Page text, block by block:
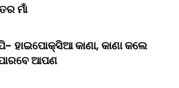
ମାଁ
ହାଇପୋକ୍ସିଆ କାଣା, କାଣା କଲେ
ଆପଣ